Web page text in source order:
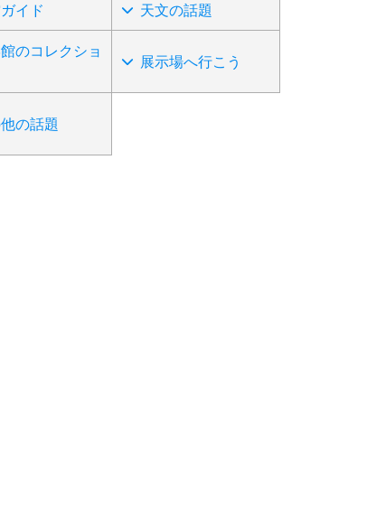
イド 天文の話題
のコレクショ
展示場へ行こう
の話題